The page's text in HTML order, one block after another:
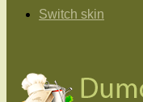
Switch skin